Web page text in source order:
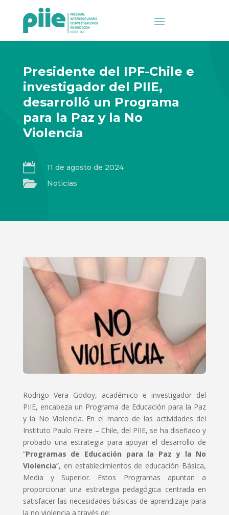
Presidente del IPF-Chile e
investigador del PIIE,
desarrolló un Programa
para la Paz y la No
Violencia
 11 de agosto de 2024
 Noticias
Rodrigo Vera Godoy, académico e investigador del
PIIE, encabeza un Programa de Educación para la Paz
y la No Violencia. En el marco de las actividades del
Instituto Paulo Freire – Chile, del PIIE, se ha diseñado y
probado una estrategia para apoyar el desarrollo de
“Programas de Educación para la Paz y la No
Violencia”, en establecimientos de educación Básica,
Media y Superior. Estos Programas apuntan a
proporcionar una estrategia pedagógica centrada en
satisfacer las necesidades básicas de aprendizaje para
la no violencia a través de: